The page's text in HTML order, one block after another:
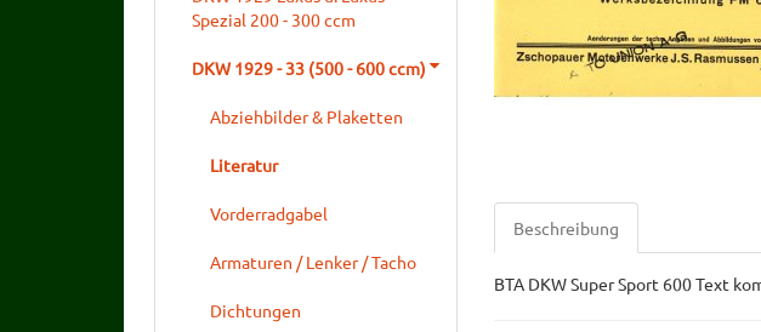
Beschreibung
BTA DKW Super Sport 600 Text
Spezial 200 - 300 ccm
DKW 1929 - 33 (500 - 600 ccm)
Abziehbilder & Plaketten
Literatur
Vorderradgabel
Armaturen / Lenker / Tacho
Dichtungen